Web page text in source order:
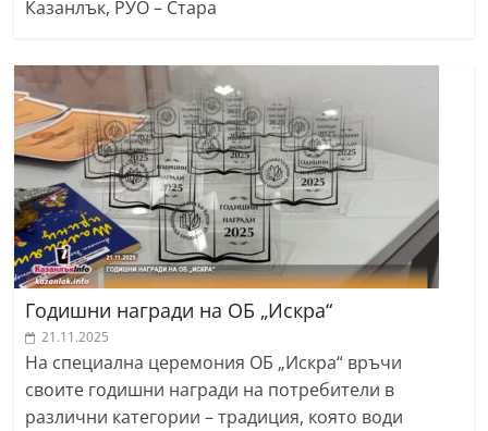
Казанлък, РУО – Стара
Годишни награди на ОБ „Искра“
21.11.2025
На специална церемония ОБ „Искра“ връчи
своите годишни награди на потребители в
различни категории – традиция, която води